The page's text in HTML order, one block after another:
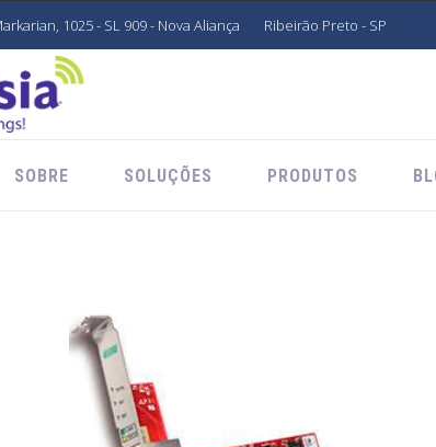
1025 - SL 909 - Nova Aliança Ribeirão Preto - SP
SOBRE SOLUÇÕES PRODUTOS